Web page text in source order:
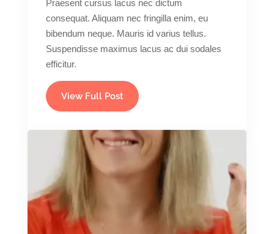
Praesent cursus lacus nec dictum
consequat. Aliquam nec fringilla enim, eu
bibendum neque. Mauris id varius tellus.
Suspendisse maximus lacus ac dui sodales
efficitur.
View Full Post